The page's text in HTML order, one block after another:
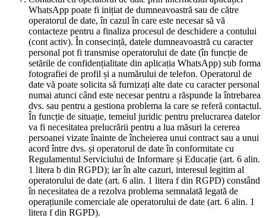
WhatsApp poate fi inițiat de dumneavoastră sau de către
operatorul de date, în cazul în care este necesar să vă
contacteze pentru a finaliza procesul de deschidere a contului
(cont activ). În consecință, datele dumneavoastră cu caracter
personal pot fi transmise operatorului de date (în funcție de
setările de confidențialitate din aplicația WhatsApp) sub forma
fotografiei de profil și a numărului de telefon. Operatorul de
date vă poate solicita să furnizați alte date cu caracter personal
numai atunci când este necesar pentru a răspunde la întrebarea
dvs. sau pentru a gestiona problema la care se referă contactul.
În funcție de situație, temeiul juridic pentru prelucrarea datelor
va fi necesitatea prelucrării pentru a lua măsuri la cererea
persoanei vizate înainte de încheierea unui contract sau a unui
acord între dvs. și operatorul de date în conformitate cu
Regulamentul Serviciului de Informare și Educație (art. 6 alin.
1 litera b din RGPD); iar în alte cazuri, interesul legitim al
operatorului de date (art. 6 alin. 1 litera f din RGPD) constând
în necesitatea de a rezolva problema semnalată legată de
operațiunile comerciale ale operatorului de date (art. 6 alin. 1
litera f din RGPD).